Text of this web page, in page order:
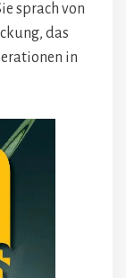
sprach von
das
in